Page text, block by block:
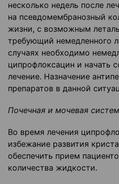
несколько недель после
на псевдомембранозный
жизни, с возможным
требующий немедленного
случаях необходимо
ципрофлоксацин и начать
лечение. Назначение
препаратов в данной
Почечная и мочевая
Во время лечения
избежание развития
обеспечить прием
количества жидкости.